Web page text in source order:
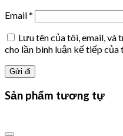
Email*
Lưu tên của tôi, email,
cho lần bình luận kế tiếp của
Sản phẩm tương tự